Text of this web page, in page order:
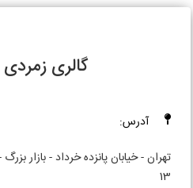
گالری زمردی
آدرس:
تهران - خیابان پانزده خرداد - بازار
13